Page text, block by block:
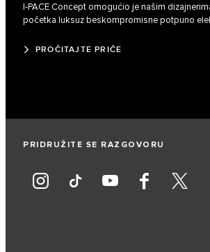
I‑PACE Concept omogućio je našim
početka luksuz beskompromisne potpuno
PROČITAJTE PRIČE
PRIDRUŽITE SE RAZGOVORU